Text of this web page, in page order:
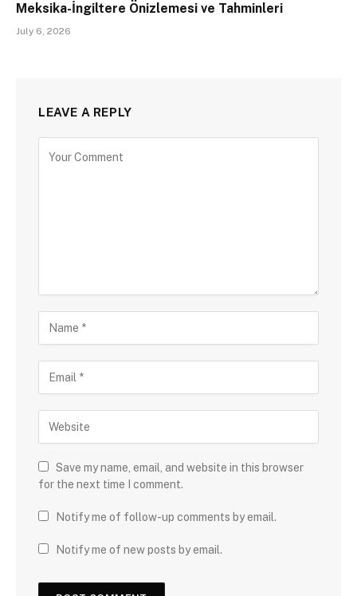
Meksika-İngiltere Önizlemesi ve Tahminleri
July 6, 2026
LEAVE A REPLY
Save my name, email, and website in this browser
for the next time I comment.
Notify me of follow-up comments by email.
Notify me of new posts by email.